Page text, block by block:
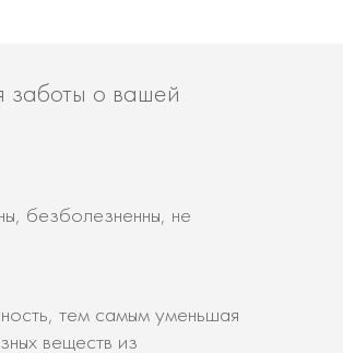
заботы о вашей
безболезненны, не
тем самым уменьшая
веществ из